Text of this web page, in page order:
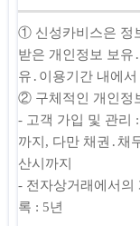
① 신성카비스은 정
받은 개인정보 보유
유․이용기간 내에
② 구체적인 개인정
- 고객 가입 및 관리
까지, 다만 채권․채
산시까지
- 전자상거래에서의
록 : 5년